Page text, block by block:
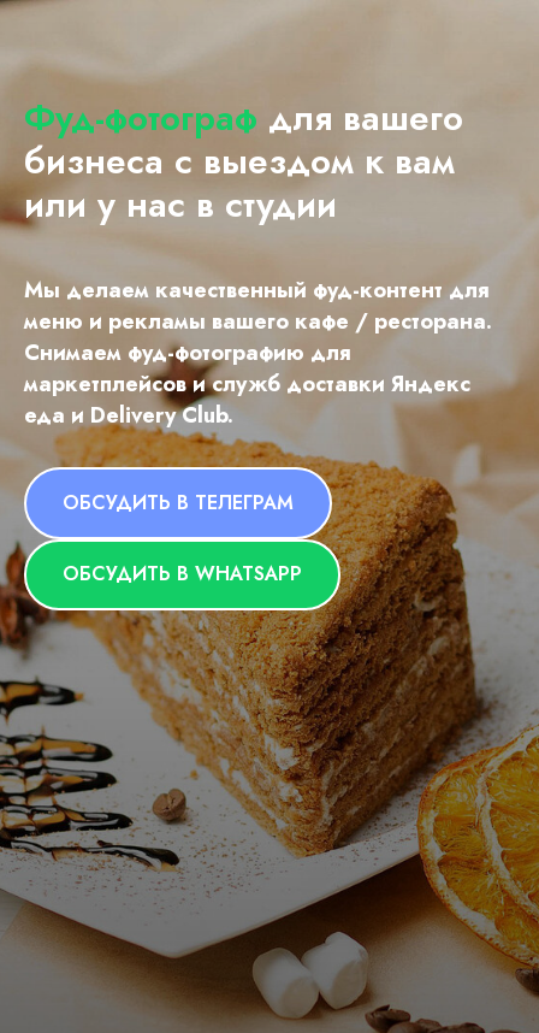
Фуд-фотограф для вашего
бизнеса с выездом к вам
или у нас в студии
Мы делаем качественный фуд-контент для
меню и рекламы вашего кафе / ресторана.
Снимаем фуд-фотографию для
маркетплейсов и служб доставки Яндекс
еда и Delivery Club.
ОБСУДИТЬ В ТЕЛЕГРАМ
ОБСУДИТЬ В WHATSAPP